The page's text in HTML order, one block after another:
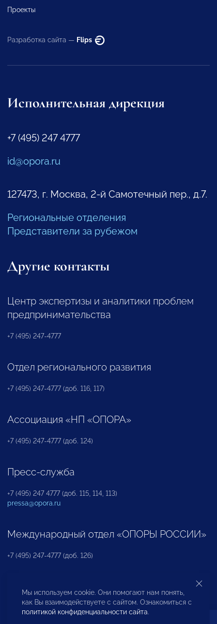
Проекты
Разработка сайта — Flips
Исполнительная дирекция
+7 (495) 247 4777
id@opora.ru
127473, г. Москва, 2-й Самотечный пер., д.7.
Региональные отделения
Представители за рубежом
Другие контакты
Центр экспертизы и аналитики проблем
предпринимательства
+7 (495) 247-4777
Отдел регионального развития
+7 (495) 247-4777 (доб. 116, 117)
Ассоциация «НП «ОПОРА»
+7 (495) 247-4777 (доб. 124)
Пресс-служба
+7 (495) 247 4777 (доб. 115, 114, 113)
pressa@opora.ru
Международный отдел «ОПОРЫ РОССИИ»
+7 (495) 247-4777 (доб. 126)
Бюро по защите прав предпринимателей и
инвесторов
Мы используем cookie. Они помогают нам понять,
как Вы взаимодействуете с сайтом. Ознакомиться с
политикой конфиденциальности сайта.